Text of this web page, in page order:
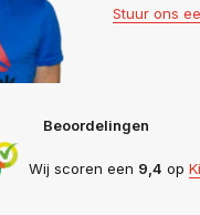
Stuur ons
Beoordelingen
Wij scoren een 9,4 op